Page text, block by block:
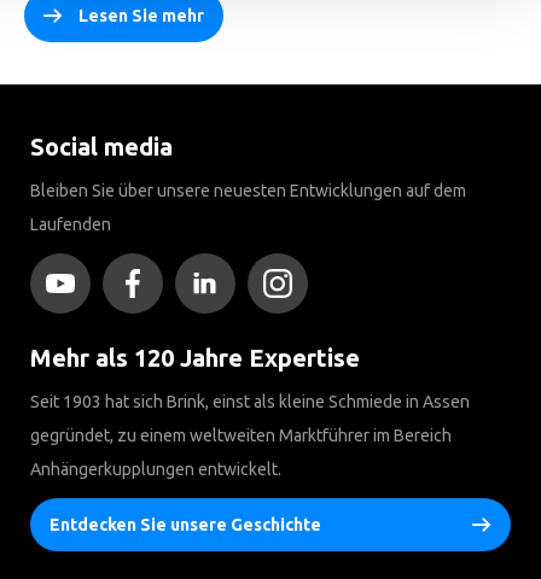
Lesen Sie mehr
Social media
Bleiben Sie über unsere neuesten Entwicklungen auf dem
Laufenden
Mehr als 120 Jahre Expertise
Seit 1903 hat sich Brink, einst als kleine Schmiede in Assen
gegründet, zu einem weltweiten Marktführer im Bereich
Anhängerkupplungen entwickelt.
Entdecken Sie unsere Geschichte